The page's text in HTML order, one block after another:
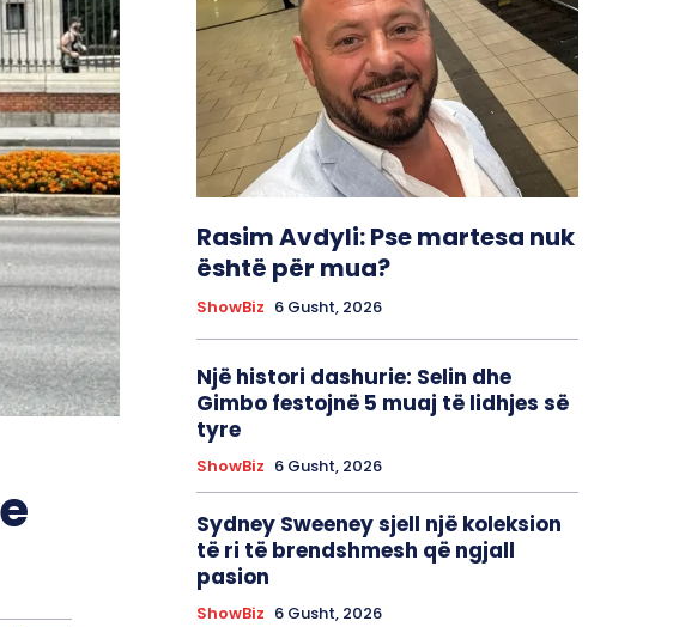
Rasim Avdyli: Pse martesa nuk
është për mua?
ShowBiz 6 Gusht, 2026
Një histori dashurie: Selin dhe
Gimbo festojnë 5 muaj të lidhjes së
tyre
ShowBiz 6 Gusht, 2026
Sydney Sweeney sjell një koleksion
të ri të brendshmesh që ngjall
pasion
ShowBiz 6 Gusht, 2026